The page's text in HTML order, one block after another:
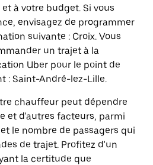
à votre budget. Si vous
envisagez de programmer
suivante : Croix. Vous
un trajet à la
Uber pour le point de
: Saint-André-lez-Lille.
chauffeur peut dépendre
et d'autres facteurs, parmi
le nombre de passagers qui
de trajet. Profitez d'un
la certitude que